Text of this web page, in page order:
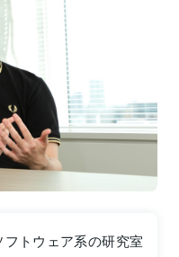
トウェア系の研究室